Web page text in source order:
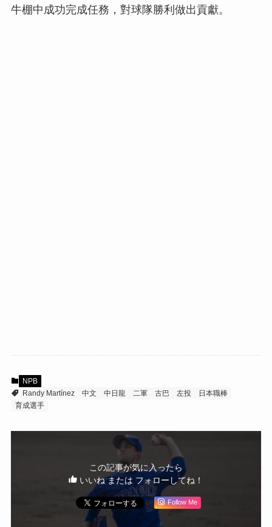
牛棚中成功完成任務，對球隊勝利做出貢獻。
NPB
Randy Martínez
中文 中日龍 二軍 古巴 左投
日本職棒
育成選手
この記事が気に入ったら
いいね または フォローしてね！
Follow Me